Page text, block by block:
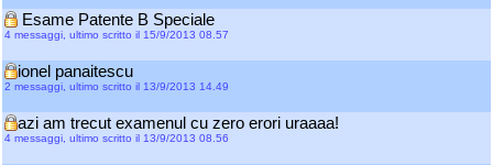
Esame Patente B Speciale
4 messaggi, ultimo scritto il 15/9/2013 08.57
ionel panaitescu
2 messaggi, ultimo scritto il 13/9/2013 14.49
azi am trecut examenul cu zero erori uraaaa!
4 messaggi, ultimo scritto il 13/9/2013 08.56